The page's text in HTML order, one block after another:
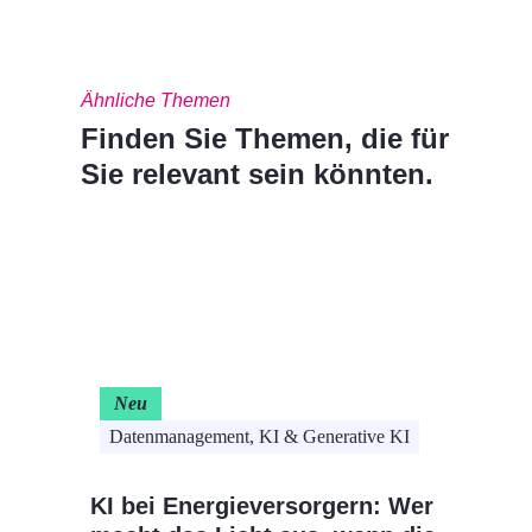
Ähnliche Themen
Finden Sie Themen, die für
Sie relevant sein könnten.
Datenmanagement, KI & Generative KI
Neu
KI bei Energieversorgern: Wer